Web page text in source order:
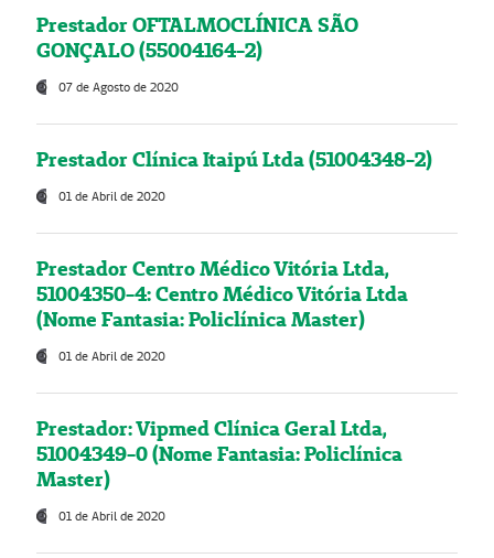
Prestador OFTALMOCLÍNICA SÃO
GONÇALO (55004164-2)
07 de Agosto de 2020
Prestador Clínica Itaipú Ltda (51004348-2)
01 de Abril de 2020
Prestador Centro Médico Vitória Ltda,
51004350-4: Centro Médico Vitória Ltda
(Nome Fantasia: Policlínica Master)
01 de Abril de 2020
Prestador: Vipmed Clínica Geral Ltda,
51004349-0 (Nome Fantasia: Policlínica
Master)
01 de Abril de 2020